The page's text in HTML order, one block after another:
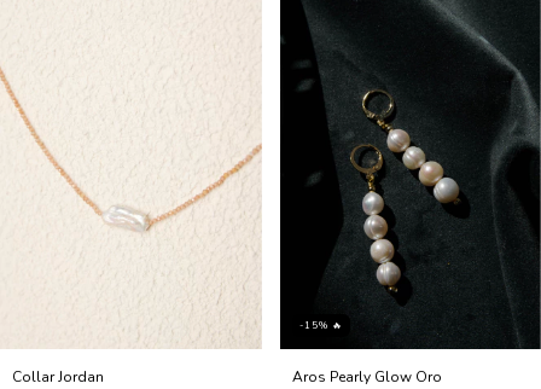
Collar Jordan
-15% 🔥
Aros Pearly Glow Oro